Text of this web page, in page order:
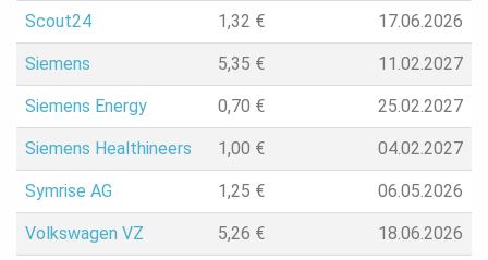
Scout24 1,32 € 17.06.2026
Siemens 5,35 € 11.02.2027
Siemens Energy 0,70 € 25.02.2027
Siemens Healthineers 1,00 € 04.02.2027
Symrise AG 1,25 € 06.05.2026
Volkswagen VZ 5,26 € 18.06.2026